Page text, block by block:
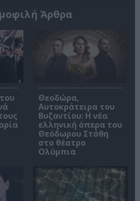
Άρθρα
Θεοδώρα,
Αυτοκράτειρα του
Βυζαντίου: Η νέα
ελληνική όπερα του
Θεόδωρου Στάθη
στο θέατρο
Ολύμπια